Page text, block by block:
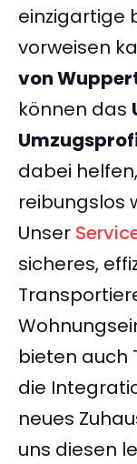
einzigartige
vorweisen
von
können das
dabei
reibungslos
Unser
sicheres,
bieten auch
die
neues
uns diesen